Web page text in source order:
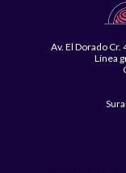
Av. El Dorado
Línea